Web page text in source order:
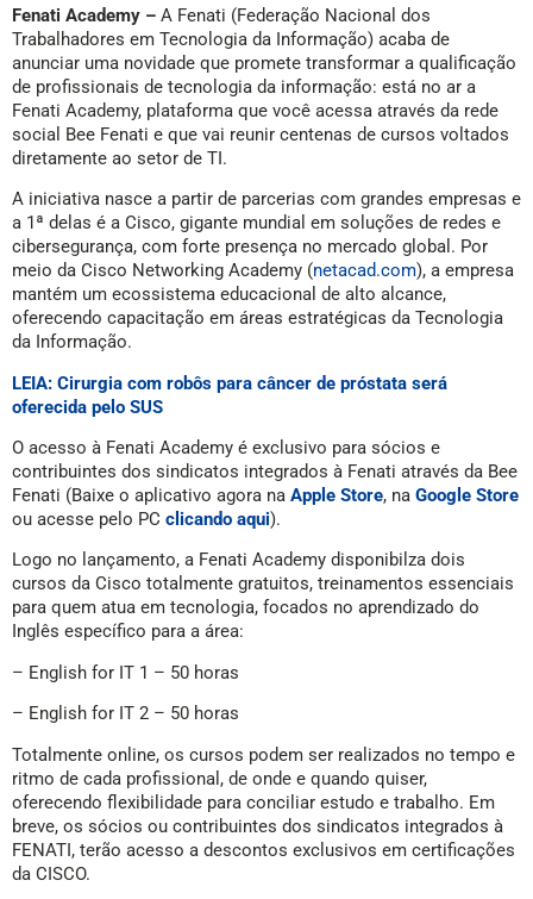
Fenati Academy – A Fenati (Federação Nacional dos
Trabalhadores em Tecnologia da Informação) acaba de
anunciar uma novidade que promete transformar a qualificação
de profissionais de tecnologia da informação: está no ar a
Fenati Academy, plataforma que você acessa através da rede
social Bee Fenati e que vai reunir centenas de cursos voltados
diretamente ao setor de TI.
A iniciativa nasce a partir de parcerias com grandes empresas e
a 1ª delas é a Cisco, gigante mundial em soluções de redes e
cibersegurança, com forte presença no mercado global. Por
meio da Cisco Networking Academy (netacad.com), a empresa
mantém um ecossistema educacional de alto alcance,
oferecendo capacitação em áreas estratégicas da Tecnologia
da Informação.
LEIA: Cirurgia com robôs para câncer de próstata será
oferecida pelo SUS
O acesso à Fenati Academy é exclusivo para sócios e
contribuintes dos sindicatos integrados à Fenati através da Bee
Fenati (Baixe o aplicativo agora na Apple Store, na Google Store
ou acesse pelo PC clicando aqui).
Logo no lançamento, a Fenati Academy disponibilza dois
cursos da Cisco totalmente gratuitos, treinamentos essenciais
para quem atua em tecnologia, focados no aprendizado do
Inglês específico para a área:
– English for IT 1 – 50 horas
– English for IT 2 – 50 horas
Totalmente online, os cursos podem ser realizados no tempo e
ritmo de cada profissional, de onde e quando quiser,
oferecendo flexibilidade para conciliar estudo e trabalho. Em
breve, os sócios ou contribuintes dos sindicatos integrados à
FENATI, terão acesso a descontos exclusivos em certificações
da CISCO.